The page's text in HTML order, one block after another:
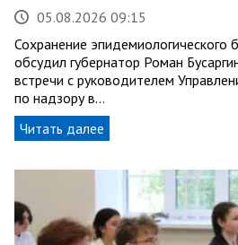
05.08.2026 09:15
Сохранение эпидемиологического
обсудил губернатор Роман
встречи с руководителем
по надзору в…
Читать далее